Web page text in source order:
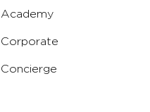
Academy
Corporate
Concierge